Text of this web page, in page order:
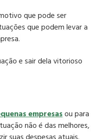
que pode ser
que podem levar a
e sair dela vitorioso
empresasou para
não é das melhores,